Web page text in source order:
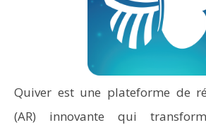
Quiver est une plateforme de
(AR) innovante qui